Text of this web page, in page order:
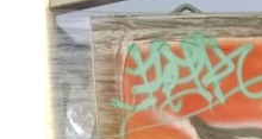
navegación